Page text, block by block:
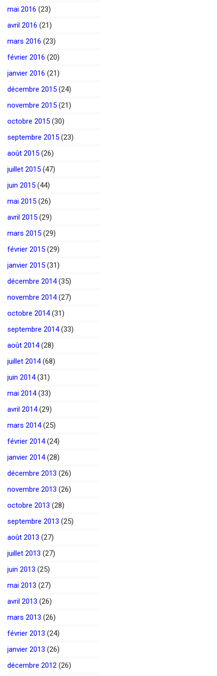
mai 2016 (23)
avril 2016 (21)
mars 2016 (23)
février 2016 (20)
janvier 2016 (21)
décembre 2015 (24)
novembre 2015 (21)
octobre 2015 (30)
septembre 2015 (23)
août 2015 (26)
juillet 2015 (47)
juin 2015 (44)
mai 2015 (26)
avril 2015 (29)
mars 2015 (29)
février 2015 (29)
janvier 2015 (31)
décembre 2014(35)
novembre 2014(27)
octobre 2014(31)
septembre 2014(33)
août 2014(28)
juillet 2014(68)
juin 2014(31)
mai 2014(33)
avril 2014(29)
mars 2014(25)
février 2014(24)
janvier 2014(28)
décembre 2013 (26)
novembre 2013 (26)
octobre 2013 (28)
septembre 2013 (25)
août 2013 (27)
juillet 2013 (27)
juin 2013 (25)
mai 2013 (27)
avril 2013 (26)
mars 2013 (26)
février 2013 (24)
janvier 2013 (26)
décembre 2012 (26)